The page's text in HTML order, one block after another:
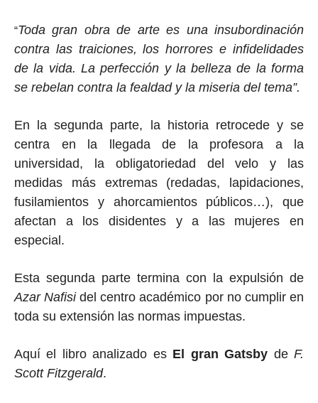
“Toda gran obra de arte es una insubordinación
contra las traiciones, los horrores e infidelidades
de la vida. La perfección y la belleza de la forma
se rebelan contra la fealdad y la miseria del tema”.
En la segunda parte, la historia retrocede y se
centra en la llegada de la profesora a la
universidad, la obligatoriedad del velo y las
medidas más extremas (redadas, lapidaciones,
fusilamientos y ahorcamientos públicos…), que
afectan a los disidentes y a las mujeres en
especial.
Esta segunda parte termina con la expulsión de
Azar Nafisidel centro académico por no cumplir en
toda su extensión las normas impuestas.
Aquí el libro analizado esEl gran Gatsby deF.
Scott Fitzgerald.